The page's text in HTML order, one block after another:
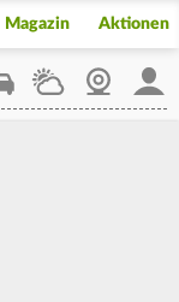
Magazin Aktionen
WetterWebcam